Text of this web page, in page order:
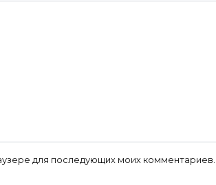
для последующих моих комментариев.